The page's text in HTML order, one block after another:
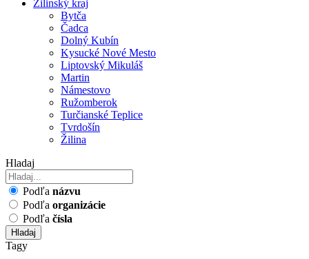
Žilinský kraj
Bytča
Čadca
Dolný Kubín
Kysucké Nové Mesto
Liptovský Mikuláš
Martin
Námestovo
Ružomberok
Turčianské Teplice
Tvrdošín
Žilina
Hladaj
Podľa názvu
Podľa organizácie
Podľa čísla
Hladaj
Tagy